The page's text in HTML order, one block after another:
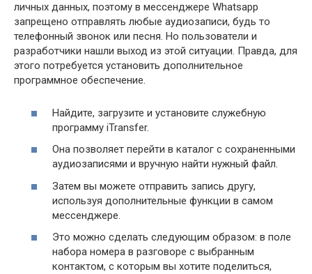
личных данных, поэтому в мессенджере Whatsapp
запрещено отправлять любые аудиозаписи, будь то
телефонный звонок или песня. Но пользователи и
разработчики нашли выход из этой ситуации. Правда, для
этого потребуется установить дополнительное
программное обеспечение.
Найдите, загрузите и установите служебную
программу iTransfer.
Она позволяет перейти в каталог с сохраненными
аудиозаписями и вручную найти нужный файл.
Затем вы можете отправить запись другу,
используя дополнительные функции в самом
мессенджере.
Это можно сделать следующим образом: в поле
набора номера в разговоре с выбранным
контактом, с которым вы хотите поделиться,